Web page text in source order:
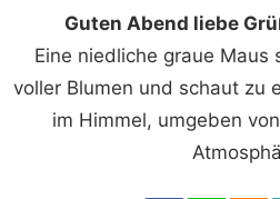
Guten Abend liebe
Eine niedliche graue Maus
voller Blumen und schaut zu
im Himmel, umgeben